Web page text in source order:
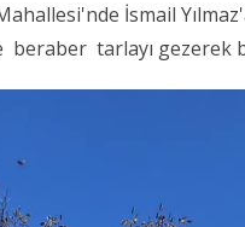
İsmail
beraber tarlayı